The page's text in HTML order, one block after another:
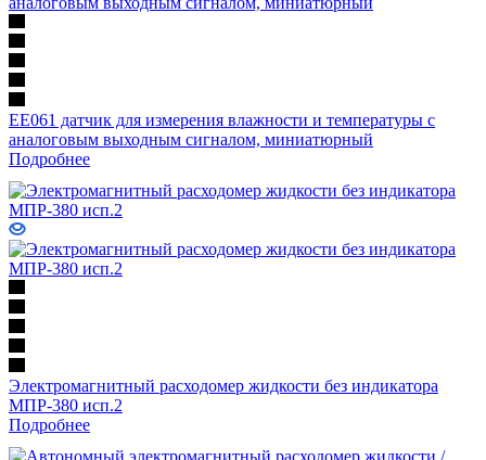
EE061 датчик для измерения влажности и температуры с
аналоговым выходным сигналом, миниатюрный
Подробнее
Электромагнитный расходомер жидкости без индикатора
МПР-380 исп.2
Подробнее